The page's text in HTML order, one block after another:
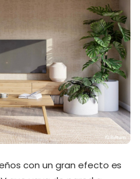
con un gran efecto es